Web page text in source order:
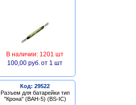
В наличии: 1201 шт
100,00 руб. от 1 шт
Код: 29522
Разъем для батарейки тип
"Крона" (BAH-5) (BS-IC)